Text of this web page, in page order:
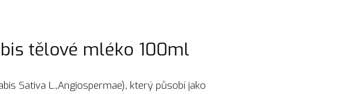
tělové mléko 100ml
Sativa L.,Angiospermae), který působí jako